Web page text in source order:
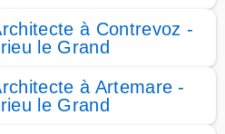
à Contrevoz -
le Grand
à Artemare -
le Grand